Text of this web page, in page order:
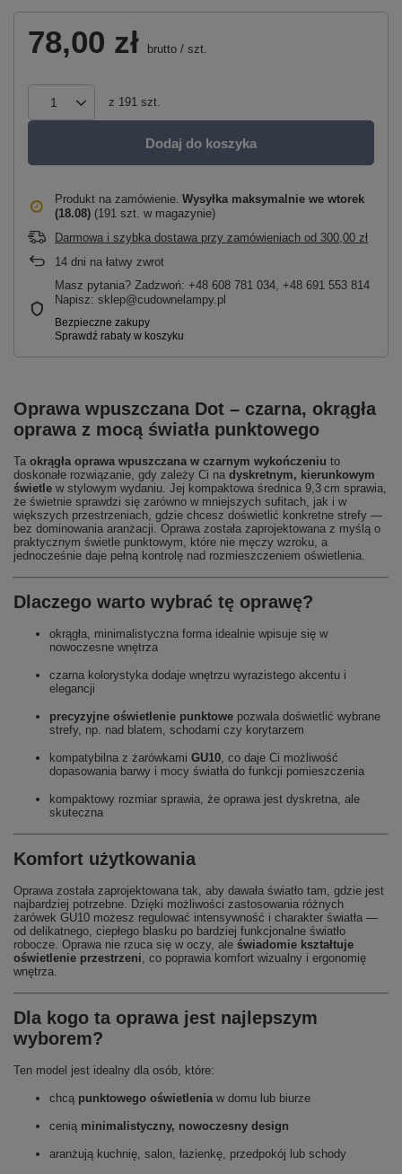
78,00 zł brutto / szt.
z 191 szt.
Dodaj do koszyka
Produkt na zamówienie Wysyłka maksymalnie we wtorek
(18.08) (191 szt. w magazynie)
Darmowa i szybka dostawa przy zamówieniach od 300,00 zł
14 dni na łatwy zwrot
Masz pytania? Zadzwoń: +48 608 781 034, +48 691 553 814
Napisz: sklep@cudownelampy.pl
Oprawa wpuszczana Dot – czarna, okrągła
oprawa z mocą światła punktowego
Ta okrągła oprawa wpuszczana w czarnym wykończeniu to
doskonałe rozwiązanie, gdy zależy Ci na dyskretnym, kierunkowym
świetle w stylowym wydaniu. Jej kompaktowa średnica 9,3 cm sprawia,
że świetnie sprawdzi się zarówno w mniejszych sufitach, jak i w
większych przestrzeniach, gdzie chcesz doświetlić konkretne strefy —
bez dominowania aranżacji. Oprawa została zaprojektowana z myślą o
praktycznym świetle punktowym, które nie męczy wzroku, a
jednocześnie daje pełną kontrolę nad rozmieszczeniem oświetlenia.
Dlaczego warto wybrać tę oprawę?
okrągła, minimalistyczna forma idealnie wpisuje się w
nowoczesne wnętrza
czarna kolorystyka dodaje wnętrzu wyrazistego akcentu i
elegancji
precyzyjne oświetlenie punktowe pozwala doświetlić wybrane
strefy, np. nad blatem, schodami czy korytarzem
kompatybilna z żarówkami GU10, co daje Ci możliwość
dopasowania barwy i mocy światła do funkcji pomieszczenia
kompaktowy rozmiar sprawia, że oprawa jest dyskretna, ale
skuteczna
Komfort użytkowania
Oprawa została zaprojektowana tak, aby dawała światło tam, gdzie jest
najbardziej potrzebne. Dzięki możliwości zastosowania różnych
żarówek GU10 możesz regulować intensywność i charakter światła —
od delikatnego, ciepłego blasku po bardziej funkcjonalne światło
robocze. Oprawa nie rzuca się w oczy, ale świadomie kształtuje
oświetlenie przestrzeni, co poprawia komfort wizualny i ergonomię
wnętrza.
Dla kogo ta oprawa jest najlepszym
wyborem?
Ten model jest idealny dla osób, które:
chcą punktowego oświetleniaw domu lub biurze
cenią minimalistyczny, nowoczesny design
aranżują kuchnię, salon, łazienkę, przedpokój lub schody